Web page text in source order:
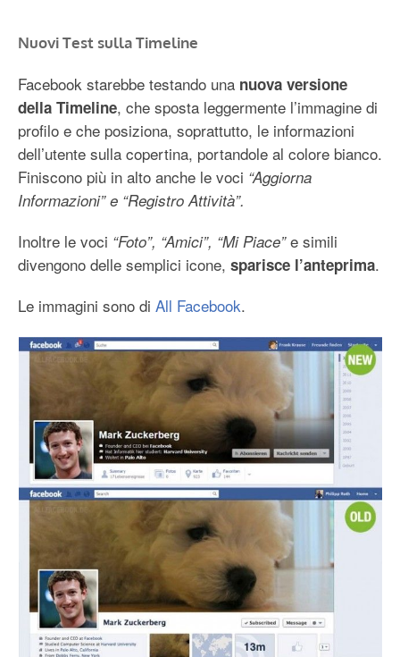
Nuovi Test sulla Timeline
Facebook starebbe testando una nuova versione
della Timeline, che sposta leggermente l’immagine di
profilo e che posiziona, soprattutto, le informazioni
dell’utente sulla copertina, portandole al colore bianco.
Finiscono più in alto anche le voci “Aggiorna
Informazioni” e “Registro Attività”.
Inoltre le voci “Foto”, “Amici”, “Mi Piace”e simili
divengono delle semplici icone, sparisce l’anteprima.
Le immagini sono di All Facebook.